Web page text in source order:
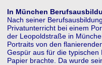
In München
Nach seiner
Privatunterricht bei einem
der Leopoldstraße in
Portraits von den
Gespür aus für die
Papier brachte. Da wurde